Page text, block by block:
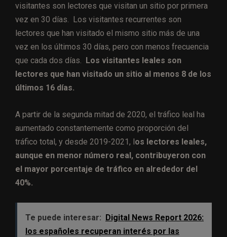
visitantes son lectores que visitan un sitio por primera
vez en 30 días. Los visitantes recurrentes son
lectores que han visitado el mismo sitio más de una
vez en los últimos 30 días, pero con menos frecuencia
que cada dos días.
Los visitantes leales son
lectores que han visitado un sitio al menos 8 de los
últimos 16 días.
A partir de la segunda mitad de 2020, el tráfico leal ha
aumentado constantemente como proporción del
tráfico total, y desde 2019-2021, l os lectores leales,
aunque en menor número real, contribuyeron con
el mayor porcentaje de tráfico en alrededor del
40%.
Te puede interesar:
Digital News Report 2026:
los españoles recuperan interés por las